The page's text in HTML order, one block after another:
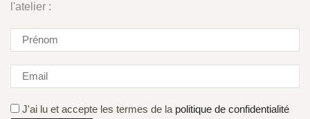
l'atelier :
J'ai lu et accepte les termes de la politique de confidentialité